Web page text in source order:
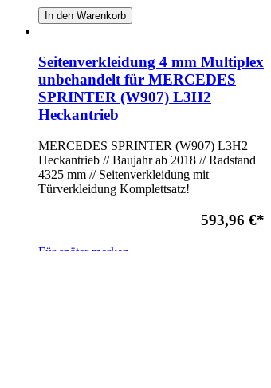
In den Warenkorb
Seitenverkleidung 4 mm Multiplex
unbehandelt für MERCEDES
SPRINTER (W907) L3H2
Heckantrieb
MERCEDES SPRINTER (W907) L3H2
Heckantrieb // Baujahr ab 2018 // Radstand
4325 mm // Seitenverkleidung mit
Türverkleidung Komplettsatz!
593,96 €*
Für später merken